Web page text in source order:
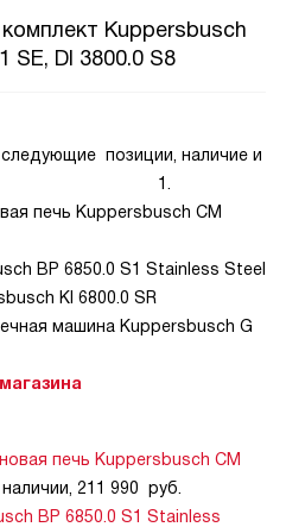
Kuppersbusch
SE, DI 3800.0 S8
позиции, наличие и
1.
печь Kuppersbusch CM
BP 6850.0 S1 Stainless Steel
KI 6800.0 SR
машина Kuppersbusch G
печь Kuppersbusch CM
211 990 руб.
BP 6850.0 S1 Stainless